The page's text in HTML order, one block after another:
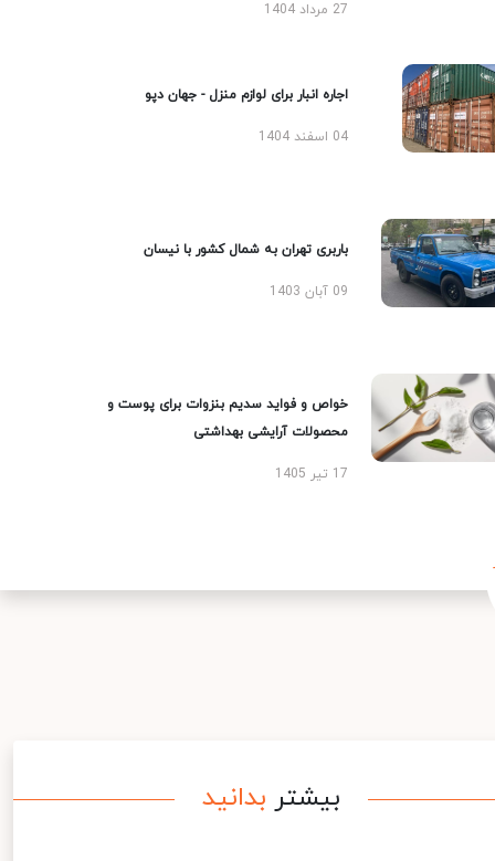
27 مرداد 1404
اجاره انبار برای لوازم منزل - جهان دپو
04 اسفند 1404
باربری تهران به شمال کشور با نیسان
09 آبان 1403
خواص و فواید سدیم بنزوات برای پوست و
محصولات آرایشی بهداشتی
17 تیر 1405
بیشتر بدانید